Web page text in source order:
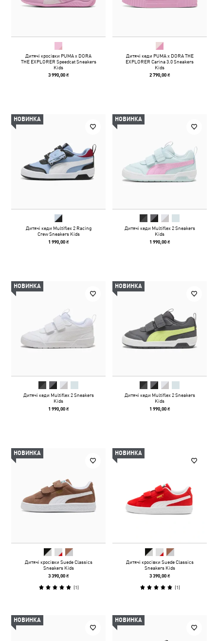
Дитячі кросівки PUMA x DORA
THE EXPLORER Speedcat Sneakers
Kids
3 990,00 ₴
Дитячі кеди PUMA x DORA THE
EXPLORER Carina 3.0 Sneakers
Kids
2 790,00 ₴
НОВИНКА
Дитячі кеди Multiflex 2 Racing
Crew Sneakers Kids
1 990,00 ₴
НОВИНКА
Дитячі кеди Multiflex 2 Sneakers
Kids
1 990,00 ₴
НОВИНКА
Дитячі кеди Multiflex 2 Sneakers
Kids
1 990,00 ₴
НОВИНКА
Дитячі кеди Multiflex 2 Sneakers
Kids
1 990,00 ₴
НОВИНКА
Дитячі кросівки Suede Classics
Sneakers Kids
3 390,00 ₴
(1)
НОВИНКА
Дитячі кросівки Suede Classics
Sneakers Kids
3 390,00 ₴
(1)
НОВИНКА НОВИНКА